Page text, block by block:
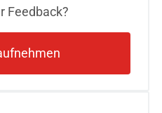
Feedback?